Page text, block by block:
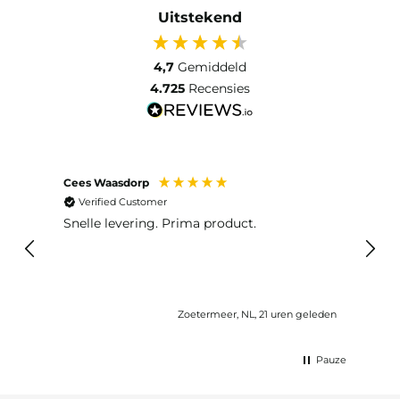
Uitstekend
4,7 Gemiddeld
4.725 Recensies
Cees Waasdorp
Verified Customer
Snelle levering. Prima product.
Zoetermeer, NL, 21 uren geleden
lang
Pauze